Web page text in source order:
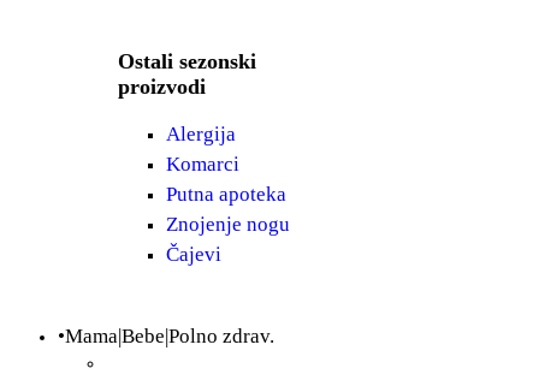
Ostali sezonski
proizvodi
Alergija
Komarci
Putna apoteka
Znojenje nogu
Čajevi
•Mama|Bebe|Polno zdrav.